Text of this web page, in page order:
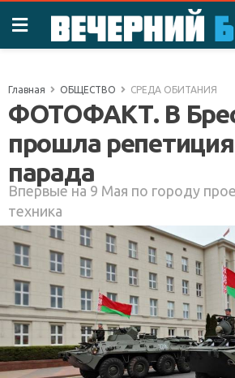
Главная ОБЩЕСТВО СРЕДА ОБИТАНИЯ
ФОТОФАКТ. В
прошла
парада
Впервые на 9 Мая по городу
техника